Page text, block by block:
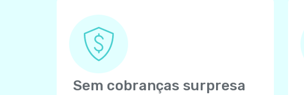
Sem cobranças surpresa